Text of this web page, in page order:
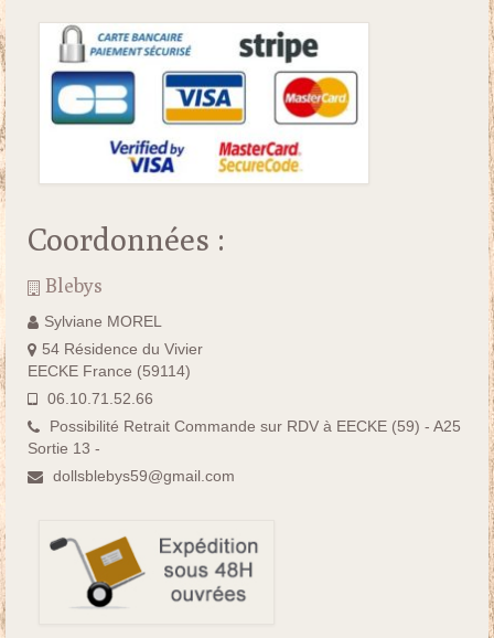
Coordonnées :
Blebys
Sylviane MOREL
54 Résidence du Vivier
EECKE France (59114)
06.10.71.52.66
Possibilité Retrait Commande sur RDV à EECKE (59) - A25
Sortie 13 -
dollsblebys59@gmail.com